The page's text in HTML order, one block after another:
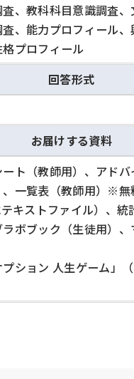
、教科科目意識調査、
、能力プロフィール、
プロフィール
回答形式
お届けする資料
ト（教師用）、アドバ
、一覧表（教師用）※無
テキストファイル）、
ボブック（生徒用）
ション 人生ゲーム」